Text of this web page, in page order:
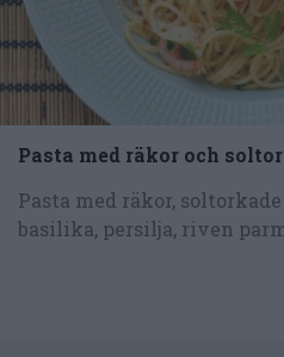
Pasta med räkor och
Pasta med räkor,
basilika, persilja, riven